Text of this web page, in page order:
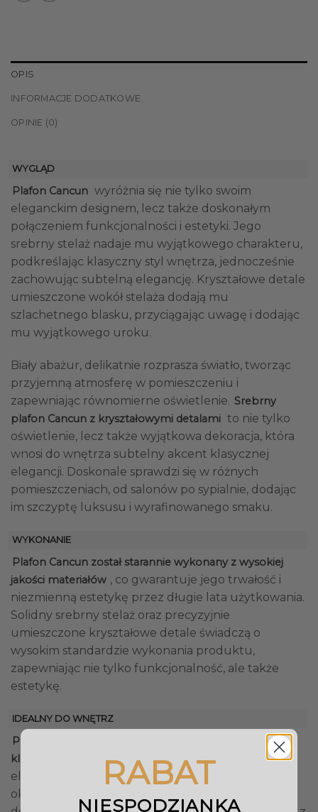
OPIS
INFORMACJE DODATKOWE
OPINIE (0)
WYGLĄD
Plafon Cancun wyróżnia się nie tylko swoim
eleganckim designem, lecz także doskonałym
połączeniem funkcjonalności i estetyki. Jego
srebrny stelaż nadaje mu wyjątkowego charakteru,
podkreślając klasyczny styl wnętrza, jednocześnie
zachowując subtelną elegancję. Kryształowe detale
umieszczone wokół stelaża dodają mu
szlachetnego blasku, przyciągając uwagę i dodając
mu wyjątkowego uroku.
Biały abażur, delikatnie rozprasza światło, tworząc
przyjemną atmosferę w pomieszczeniu i
zapewniając równomierne oświetlenie. Srebrny
plafon Cancun z kryształowymi detalami to nie tylko
oświetlenie, lecz także wyjątkowa dekoracja, która
wnosi do wnętrza subtelny akcent klasycznej
elegancji. Doskonale sprawdzi się w różnych
pomieszczeniach, od salonów po sypialnie, dodając
im szczyptę luksusu i wyrafinowanego smaku.
WYKONANIE
Plafon Cancun został starannie wykonany z wysokiej
jakości materiałów , co gwarantuje jego trwałość i
niezmienną estetykę przez długie lata użytkowania.
Solidny srebrny stelaż oraz precyzyjnie
umieszczone kryształowe detale świadczą o
wysokim standardzie wykonania produktu,
zapewniając nie tylko funkcjonalność, ale także
estetykę.
IDEALNY DO WNĘTRZ
Plafon Cancun srebrny doskonale wpisuje się w
klasyczne wnętrza , dodając im subtelnego blasku i
elegancji dzięki kryształowym detalom oraz
okrągłemu białemu abażurowi. Jego uniwersalny
RABAT
NIESPODZIANKA